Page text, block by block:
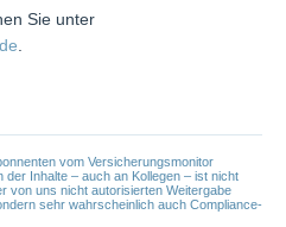
Sie unter
vom Versicherungsmonitor
Inhalte – auch an Kollegen – ist nicht
von uns nicht autorisierten Weitergabe
sehr wahrscheinlich auch Compliance-